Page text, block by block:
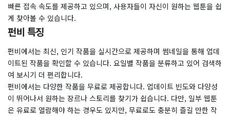
빠른 접속 속도를 제공하고 있으며, 사용자들이 자신이 원하는 웹툰을 쉽
게 찾아볼 수 있습니다.
펀비 특징
펀비에서는 최신, 인기 작품을 실시간으로 제공하며 썸네일을 통해 업데
이트된 작품을 확인할 수 있습니다. 요일별 작품을 분류하고 있어 검색하
여 보시기 더 편리합니다.
펀비에서는 다양한 작품을 무료로 제공합니다. 업데이트 빈도와 다양성
이 뛰어나서 원하는 장르나 스토리를 찾기가 쉽습니다. 다만, 일부 웹툰
은 유료로 열람해야 하는 경우도 있지만, 무료로도 충분히 즐길 만한 작